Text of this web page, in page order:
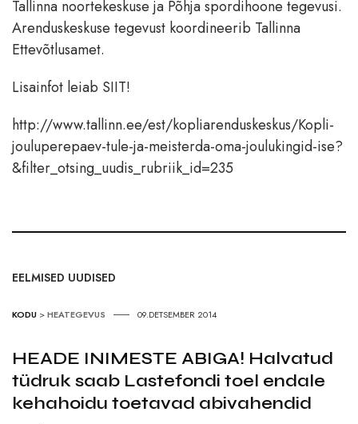
Tallinna noortekeskuse ja Põhja spordihoone tegevusi.
Arenduskeskuse tegevust koordineerib Tallinna
Ettevõtlusamet.
Lisainfot leiab SIIT!
http://www.tallinn.ee/est/kopliarenduskeskus/Kopli-
jouluperepaev-tule-ja-meisterda-oma-joulukingid-ise?
&filter_otsing_uudis_rubriik_id=235
EELMISED UUDISED
KODU >HEATEGEVUS 09.DETSEMBER 2014
HEADE INIMESTE ABIGA! Halvatud
tüdruk saab Lastefondi toel endale
kehahoidu toetavad abivahendid